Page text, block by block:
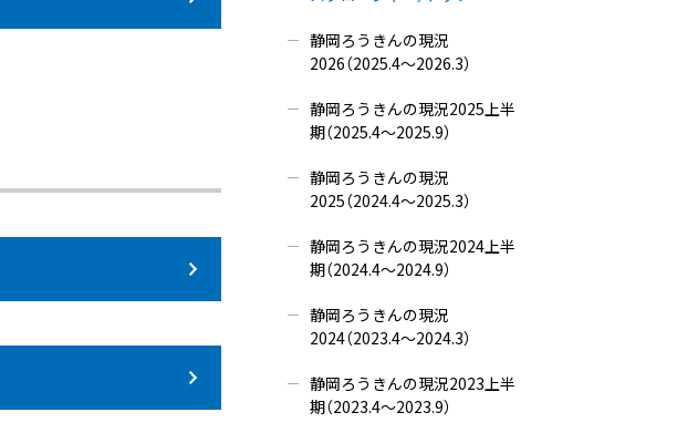
静岡ろうきんの現況
2026（2025.4～2026.3）
静岡ろうきんの現況2025上半
期（2025.4～2025.9）
静岡ろうきんの現況
2025（2024.4～2025.3）
静岡ろうきんの現況2024上半
期（2024.4～2024.9）
静岡ろうきんの現況
2024（2023.4～2024.3）
静岡ろうきんの現況2023上半
期（2023.4～2023.9）